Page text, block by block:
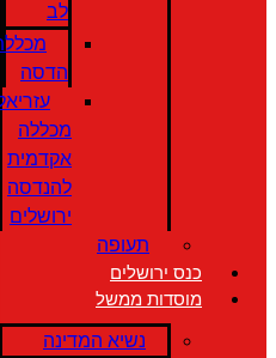
לב
מכללת
הדסה
עזריאלי
מכללה
אקדמית
להנדסה
ירושלים
תעופה
כנס ירושלים
מוסדות ממשל
נשיא המדינה